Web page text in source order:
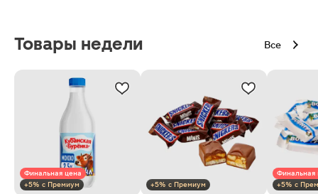
Товары недели Все
Финальная цена
+5% с Премиум
+5% с Премиум
Финальная
+5% с